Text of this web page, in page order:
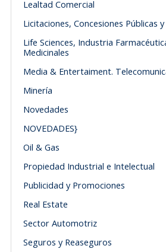
Lealtad Comercial
Licitaciones, Concesiones Públicas
Life Sciences, Industria
Medicinales
Media & Entertaiment.
Minería
Novedades
NOVEDADES}
Oil & Gas
Propiedad Industrial e Intelectual
Publicidad y Promociones
Real Estate
Sector Automotriz
Seguros y Reaseguros